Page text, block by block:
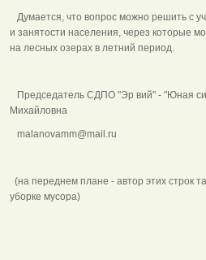
Думается, что вопрос можно решить с
и занятости населения, через которые
на лесных озерах в летний период.
Председатель СДПО "Эр вий" - "Юная
Михайловна
malanovamm@mail.ru
(на переднем плане - автор этих строк
уборке мусора)